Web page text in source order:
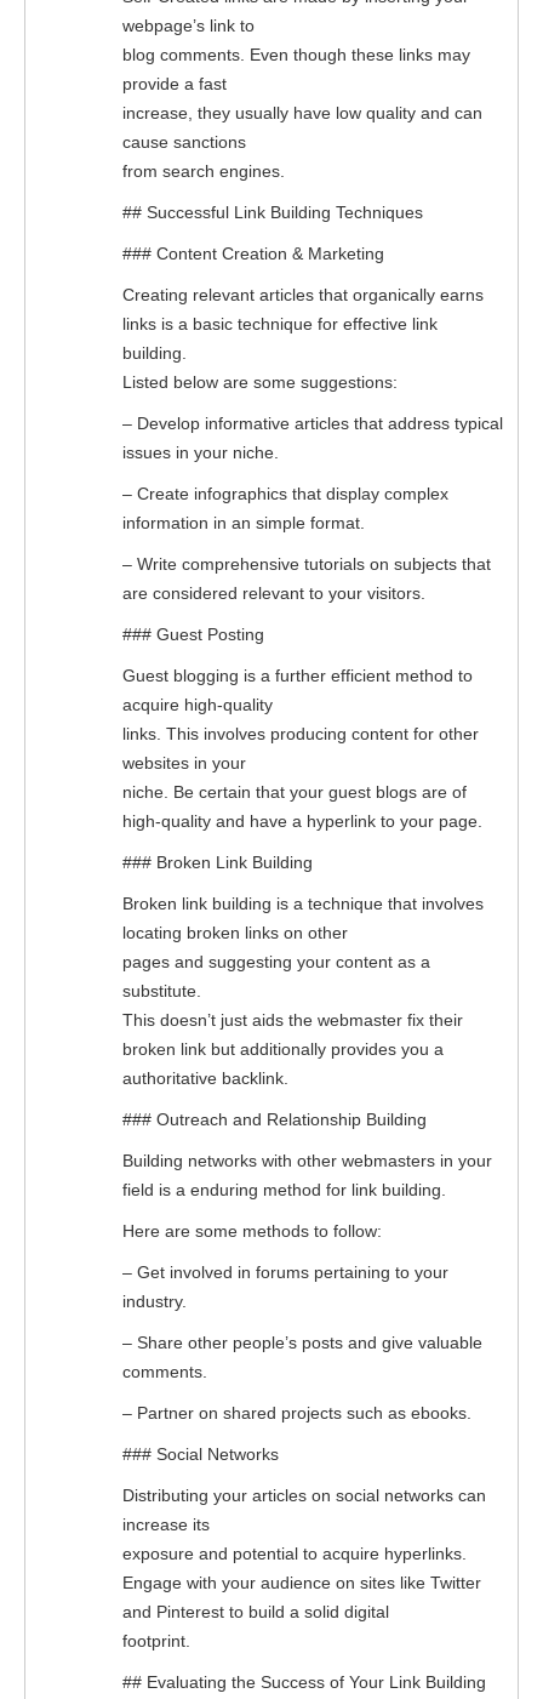
webpage’s link to
blog comments. Even though these links may
provide a fast
increase, they usually have low quality and can
cause sanctions
from search engines.
## Successful Link Building Techniques
### Content Creation & Marketing
Creating relevant articles that organically earns
links is a basic technique for effective link
building.
Listed below are some suggestions:
– Develop informative articles that address typical
issues in your niche.
– Create infographics that display complex
information in an simple format.
– Write comprehensive tutorials on subjects that
are considered relevant to your visitors.
### Guest Posting
Guest blogging is a further efficient method to
acquire high-quality
links. This involves producing content for other
websites in your
niche. Be certain that your guest blogs are of
high-quality and have a hyperlink to your page.
### Broken Link Building
Broken link building is a technique that involves
locating broken links on other
pages and suggesting your content as a
substitute.
This doesn’t just aids the webmaster fix their
broken link but additionally provides you a
authoritative backlink.
### Outreach and Relationship Building
Building networks with other webmasters in your
field is a enduring method for link building.
Here are some methods to follow:
– Get involved in forums pertaining to your
industry.
– Share other people’s posts and give valuable
comments.
– Partner on shared projects such as ebooks.
### Social Networks
Distributing your articles on social networks can
increase its
exposure and potential to acquire hyperlinks.
Engage with your audience on sites like Twitter
and Pinterest to build a solid digital
footprint.
## Evaluating the Success of Your Link Building